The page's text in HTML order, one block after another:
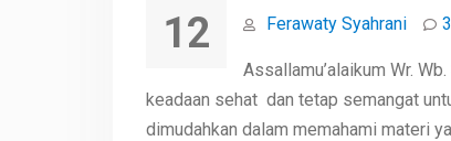
12 Ferawaty Syahrani
Assallamu’alaikum Wr.
keadaan sehat dan tetap semangat
dimudahkan dalam memahami materi